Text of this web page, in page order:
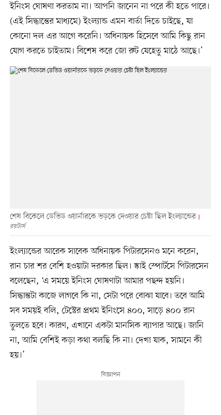
ইনিংস ঘোষণা করতাম না। আপনি জানেন না পরে কী হতে পারে।
(এই সিদ্ধান্তের মাধ্যমে) ইংল্যান্ড এমন বার্তা দিতে চাইছে, যা
কোনো দল এর আগে করেনি। অধিনায়ক হিসেবে আমি কিছু রান
যোগ করতে চাইতাম। বিশেষ করে জো রুট যেহেতু মাঠে আছে।’
শেষ বিকেলে ডেভিড ওয়ার্নারকে ভড়কে দেওয়ার চেষ্টা ছিল ইংল্যান্ডের
রয়টার্স
ইংল্যান্ডের আরেক সাবেক অধিনায়ক পিটারসেনও মনে করেন,
রান চার শর বেশি হওয়াটা দরকার ছিল। স্কাই স্পোর্টসে পিটারসেন
বলেছেন, ‘এ সময়ে ইনিংস ঘোষণাটা আমার পছন্দ হয়নি।
সিদ্ধান্তটা কাজে লাগবে কি না, সেটা পরে বোঝা যাবে। তবে আমি
সব সময়ই বলি, টেস্টের প্রথম ইনিংসে ৪০০, সাড়ে ৪০০ রান
তুলতে হবে। কারণ, এখানে একটা মানসিক ব্যাপার আছে। জানি
না, আমি বেশিই কড়া কথা বলছি কি না। দেখা যাক, সামনে কী
হয়।’